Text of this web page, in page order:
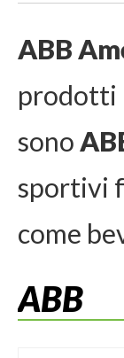
ABB
prodotti
sono
sportivi
come
ABB